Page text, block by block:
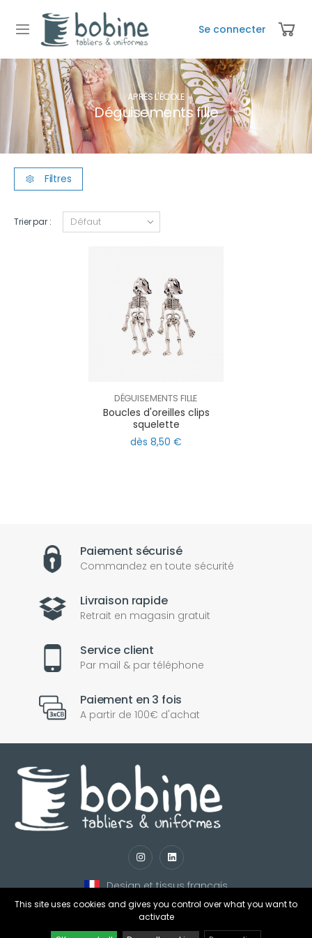
Se connecter
APRÈS L'ÉCOLE
Déguisements fille
Filtres
Trier par :
DÉGUISEMENTS FILLE
Boucles d'oreilles clips
squelette
dès 8,50 €
Paiement sécurisé
Commandez en toute sécurité
Livraison rapide
Retrait en magasin gratuit
Service client
Par mail & par téléphone
Paiement en 3 fois
A partir de 100€ d'achat
Design et tissus français
notify_engine
This site uses cookies and gives you control over what you want to
activate